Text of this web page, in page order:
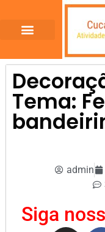
Tema:
admin
Siga